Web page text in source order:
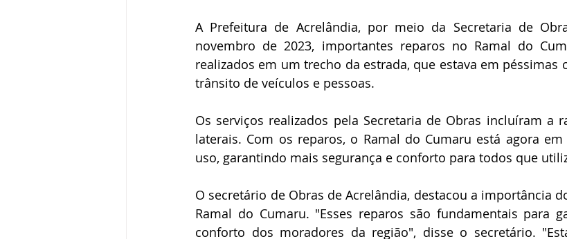
A Prefeitura de Acrelândia, por meio da Secretaria de
novembro de 2023, importantes reparos no Ramal do
realizados em um trecho da estrada, que estava em péssimas
trânsito de veículos e pessoas.
Os serviços realizados pela Secretaria de Obras incluíram a
laterais. Com os reparos, o Ramal do Cumaru está agora
uso, garantindo mais segurança e conforto para todos que
O secretário de Obras de Acrelândia, destacou a importância
Ramal do Cumaru. "Esses reparos são fundamentais para
conforto dos moradores da região", disse o secretário.